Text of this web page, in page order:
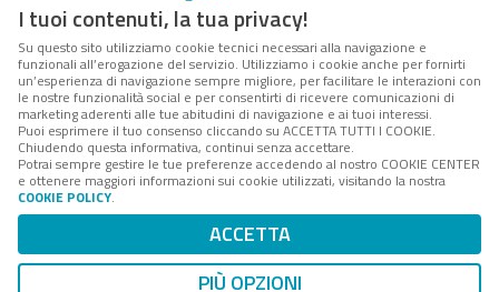
Forumpa.itè una pubblicazione telematica iscritta
presso Registro della stampa del Tribunale di Roma -
Reg. n. 182 del 2 maggio 2008 - Direttore resp. Michela
Stentella
FPA s.r.l. è società soggetta a Direzione e
Coordinamento da parte di Digital360 S.p.A. - FPA s.r.l.
è un'azienda certificata per il sistema di management
Codice Fiscale/Partita IVA n. 10693191008 - R.E.A. Roma
n. 1249791. ISP AWS
Mappa del sito
I tuoi contenuti, la tua privacy!
Su questo sito utilizziamo cookie tecnici necessari alla navigazione e
funzionali all’erogazione del servizio. Utilizziamo i cookie anche per fornirti
un’esperienza di navigazione sempre migliore, per facilitare le interazioni con
le nostre funzionalità social e per consentirti di ricevere comunicazioni di
marketing aderenti alle tue abitudini di navigazione e ai tuoi interessi.
Puoi esprimere il tuo consenso cliccando su ACCETTA TUTTI I COOKIE.
Chiudendo questa informativa, continui senza accettare.
Potrai sempre gestire le tue preferenze accedendo al nostro COOKIE CENTER
e ottenere maggiori informazioni sui cookie utilizzati, visitando la nostra
COOKIE POLICY.
ACCETTA
PIÙ OPZIONI